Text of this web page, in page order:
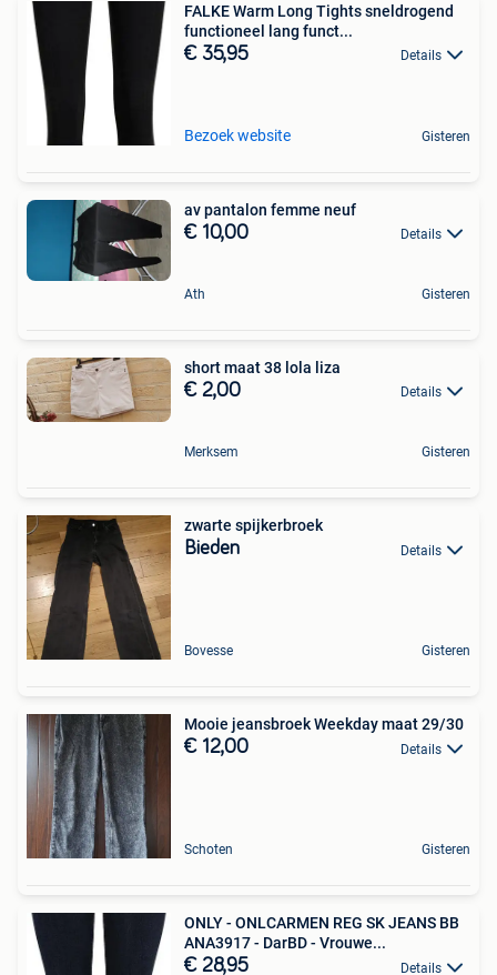
FALKE Warm Long Tights sneldrogend
functioneel lang funct...
€ 35,95 Details
Bezoek website Gisteren
av pantalon femme neuf
€ 10,00 Details
Ath Gisteren
short maat 38 lola liza
€ 2,00 Details
Merksem Gisteren
zwarte spijkerbroek
Bieden Details
Bovesse Gisteren
Mooie jeansbroek Weekday maat 29/30
€ 12,00 Details
Schoten Gisteren
ONLY - ONLCARMEN REG SK JEANS BB
ANA3917 - DarBD - Vrouwe...
€ 28,95 Details